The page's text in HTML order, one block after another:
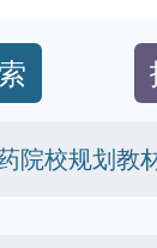
院校规划教